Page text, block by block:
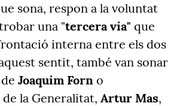
sona, respon a la voluntat
una "tercera via" que
interna entre els dos
sentit, també van sonar
Joaquim Forn o
la Generalitat, Artur Mas,